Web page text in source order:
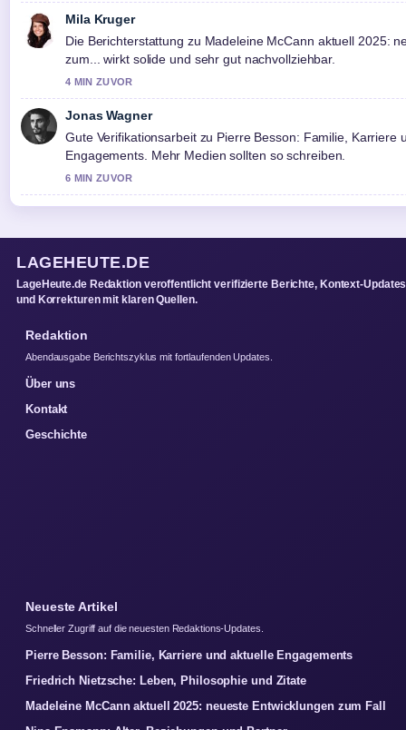
Mila Kruger
Die Berichterstattung zu Madeleine McCann aktuell 2025:
zum... wirkt solide und sehr gut nachvollziehbar.
4 MIN ZUVOR
Jonas Wagner
Gute Verifikationsarbeit zu Pierre Besson: Familie, Karriere
Engagements. Mehr Medien sollten so schreiben.
6 MIN ZUVOR
LAGEHEUTE.DE
LageHeute.de Redaktion veroffentlicht verifizierte Berichte, Kontext-Updates
und Korrekturen mit klaren Quellen.
Redaktion
Abendausgabe Berichtszyklus mit fortlaufenden Updates.
Über uns
Kontakt
Geschichte
Neueste Artikel
Schneller Zugriff auf die neuesten Redaktions-Updates.
Pierre Besson: Familie, Karriere und aktuelle Engagements
Friedrich Nietzsche: Leben, Philosophie und Zitate
Madeleine McCann aktuell 2025: neueste Entwicklungen zum Fall